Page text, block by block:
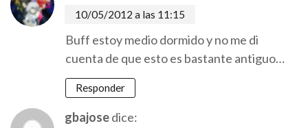
10/05/2012 a las 11:15
Buff estoy medio dormido y no me di
cuenta de que esto es bastante antiguo…
Responder
gbajosedice: